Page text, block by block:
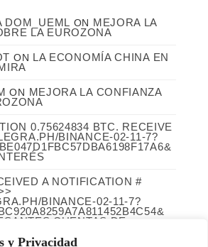
y Privacidad
DOM_UEML ON MEJORA LA
LA EUROZONA
ON LA ECONOMÍA CHINA EN
ON MEJORA LA CONFIANZA
0.75624834 BTC. RECEIVE
BINANCE-02-11-7?
A NOTIFICATION #
BINANCE-02-11-7?
CUENTAS DE